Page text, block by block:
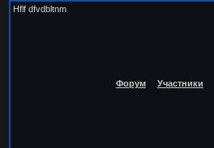
Hflf dfvdbltnm
Форум Участники